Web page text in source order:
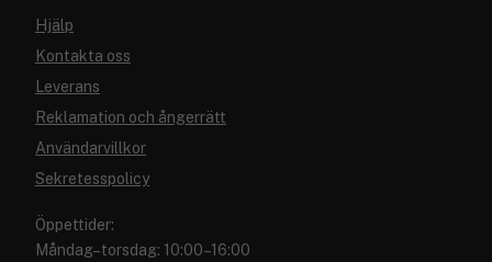
Hjälp
Kontakta oss
Leverans
Reklamation och ångerrätt
Användarvillkor
Sekretesspolicy
Öppettider:
Måndag–torsdag: 10:00–16:00